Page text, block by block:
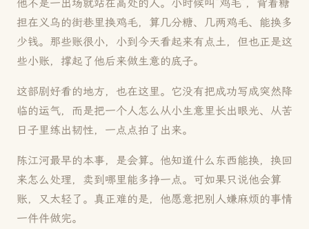
他不是一出场就站在高处的人。小时候叫“鸡毛”，背着糖
担在义乌的街巷里换鸡毛，算几分糖、几两鸡毛、能换多
少钱。那些账很小，小到今天看起来有点土，但也正是这
些小账，撑起了他后来做生意的底子。
这部剧好看的地方，也在这里。它没有把成功写成突然降
临的运气，而是把一个人怎么从小生意里长出眼光、从苦
日子里练出韧性，一点点拍了出来。
陈江河最早的本事，是会算。他知道什么东西能换，换回
来怎么处理，卖到哪里能多挣一点。可如果只说他会算
账，又太轻了。真正难的是，他愿意把别人嫌麻烦的事情
一件件做完。